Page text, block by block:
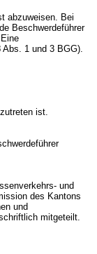
abzuweisen. Bei
Beschwerdeführer
Abs. 1 und 3 BGG).
ist.
und
des Kantons
und
mitgeteilt.